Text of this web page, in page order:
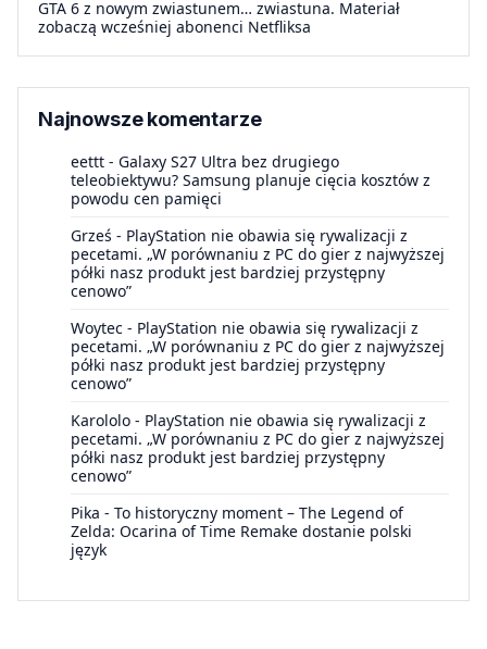
GTA 6 z nowym zwiastunem… zwiastuna. Materiał
zobaczą wcześniej abonenci Netfliksa
Najnowsze komentarze
eettt - Galaxy S27 Ultra bez drugiego
teleobiektywu? Samsung planuje cięcia kosztów z
powodu cen pamięci
Grześ - PlayStation nie obawia się rywalizacji z
pecetami. „W porównaniu z PC do gier z najwyższej
półki nasz produkt jest bardziej przystępny
cenowo”
Woytec - PlayStation nie obawia się rywalizacji z
pecetami. „W porównaniu z PC do gier z najwyższej
półki nasz produkt jest bardziej przystępny
cenowo”
Karololo - PlayStation nie obawia się rywalizacji z
pecetami. „W porównaniu z PC do gier z najwyższej
półki nasz produkt jest bardziej przystępny
cenowo”
Pika - To historyczny moment – The Legend of
Zelda: Ocarina of Time Remake dostanie polski
język